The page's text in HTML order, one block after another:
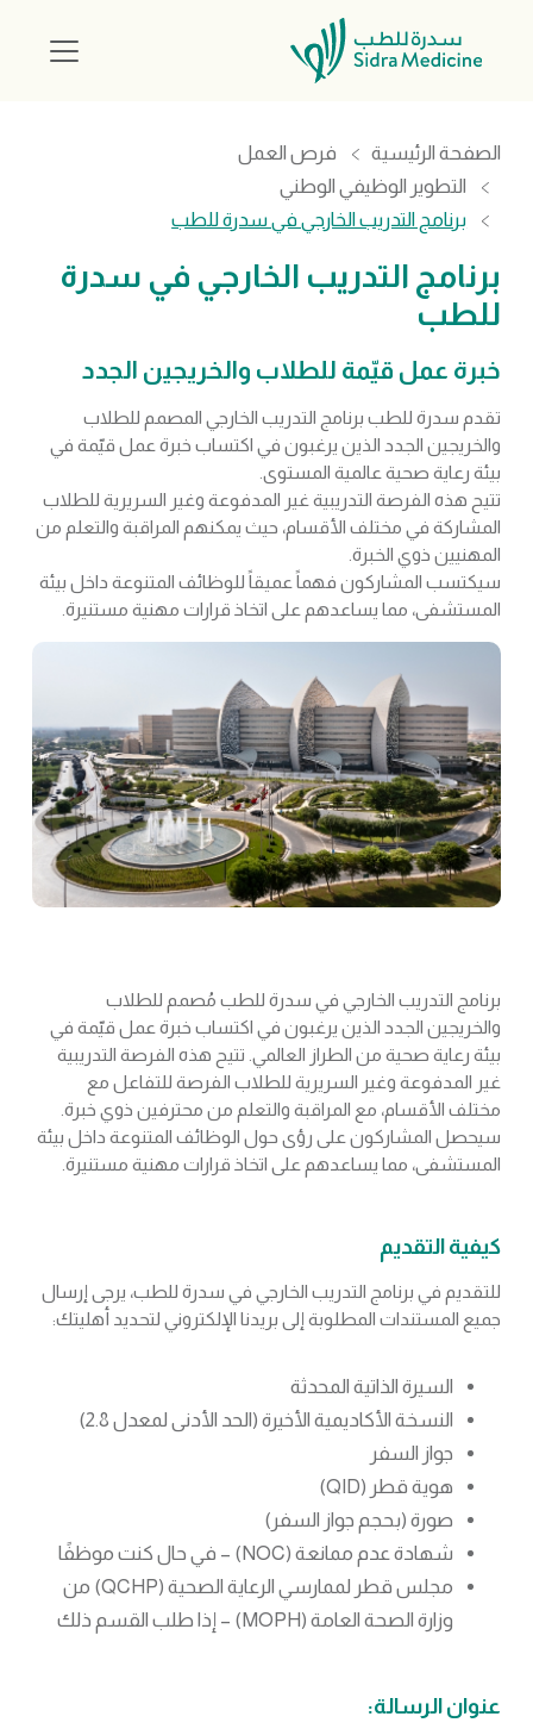
الصفحة الرئيسية
فرص العمل
التطوير الوظيفي الوطني
برنامج التدريب الخارجي في سدرة للطب
برنامج التدريب الخارجي في سدرة
للطب
خبرة عمل قيّمة للطلاب والخريجين الجدد
تقدم سدرة للطب برنامج التدريب الخارجي المصمم للطلاب
والخريجين الجدد الذين يرغبون في اكتساب خبرة عمل قيّمة في
بيئة رعاية صحية عالمية المستوى.
تتيح هذه الفرصة التدريبية غير المدفوعة وغير السريرية للطلاب
المشاركة في مختلف الأقسام، حيث يمكنهم المراقبة والتعلم من
المهنيين ذوي الخبرة.
سيكتسب المشاركون فهماً عميقاً للوظائف المتنوعة داخل بيئة
المستشفى، مما يساعدهم على اتخاذ قرارات مهنية مستنيرة.
برنامج التدريب الخارجي في سدرة للطب مُصمم للطلاب
والخريجين الجدد الذين يرغبون في اكتساب خبرة عمل قيّمة في
بيئة رعاية صحية من الطراز العالمي. تتيح هذه الفرصة التدريبية
غير المدفوعة وغير السريرية للطلاب الفرصة للتفاعل مع
مختلف الأقسام، مع المراقبة والتعلم من محترفين ذوي خبرة.
سيحصل المشاركون على رؤى حول الوظائف المتنوعة داخل بيئة
المستشفى، مما يساعدهم على اتخاذ قرارات مهنية مستنيرة.
كيفية التقديم
للتقديم في برنامج التدريب الخارجي في سدرة للطب، يرجى إرسال
جميع المستندات المطلوبة إلى بريدنا الإلكتروني لتحديد أهليتك:
السيرة الذاتية المحدثة
النسخة الأكاديمية الأخيرة (الحد الأدنى لمعدل 2.8)
جواز السفر
هوية قطر (QID)
صورة (بحجم جواز السفر)
شهادة عدم ممانعة (NOC) – في حال كنت موظفًا
مجلس قطر لممارسي الرعاية الصحية (QCHP) من
وزارة الصحة العامة (MOPH) – إذا طلب القسم ذلك
عنوان الرسالة: